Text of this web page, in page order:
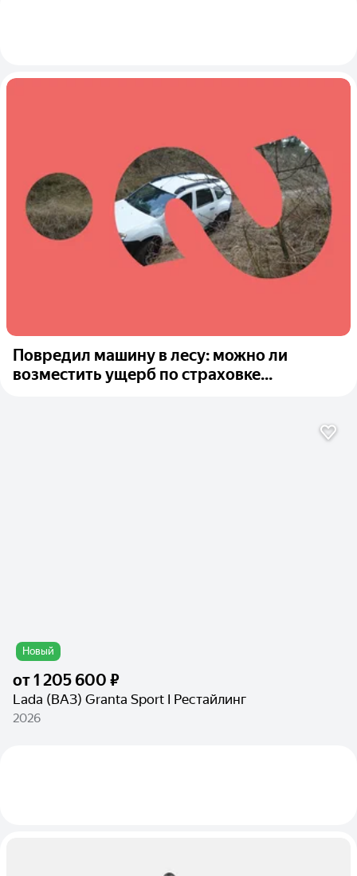
Повредил машину в лесу: можно ли
возместить ущерб по страховке...
Новый
от1 205 600 ₽
Lada (ВАЗ) Granta Sport I Рестайлинг
2026